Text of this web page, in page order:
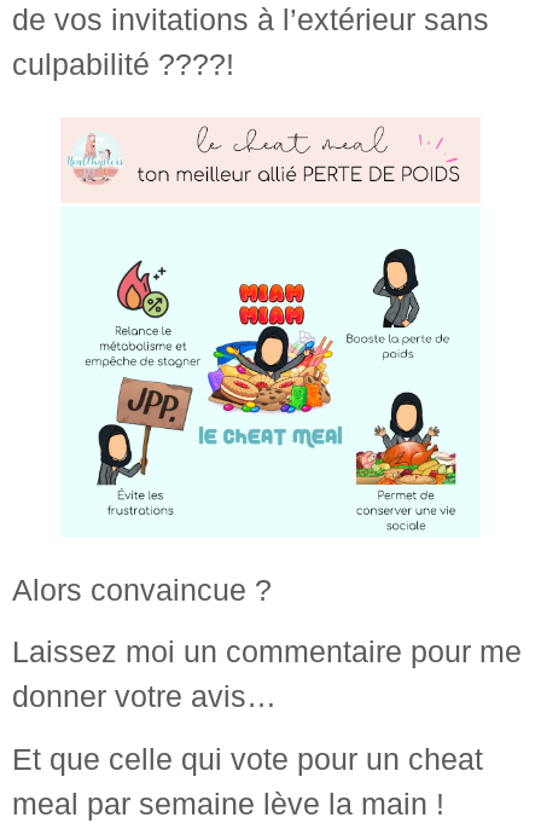
de vos invitations à l’extérieur sans
culpabilité ????!
Alors convaincue ?
Laissez moi un commentaire pour me
donner votre avis…
Et que celle qui vote pour un cheat
meal par semaine lève la main !